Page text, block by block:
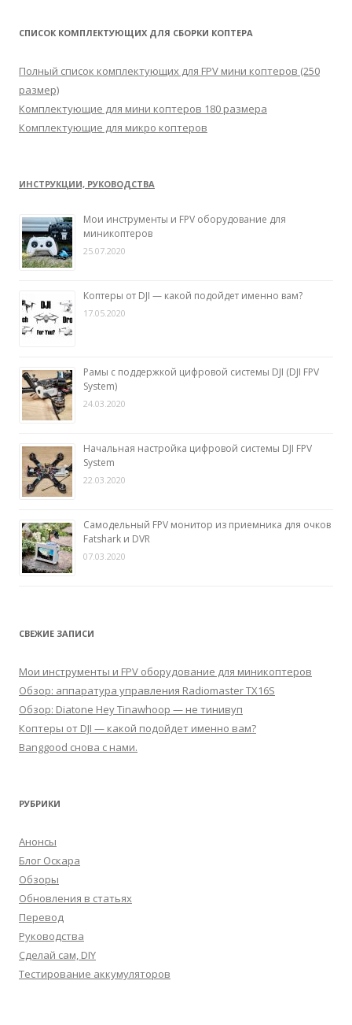
т
:
СПИСОК КОМПЛЕКТУЮЩИХ ДЛЯ СБОРКИ КОПТЕРА
Полный список комплектующих для FPV мини коптеров (250
размер)
Комплектующие для мини коптеров 180 размера
Комплектующие для микро коптеров
ИНСТРУКЦИИ, РУКОВОДСТВА
Мои инструменты и FPV оборудование для
миникоптеров
25.07.2020
Коптеры от DJI — какой подойдет именно вам?
17.05.2020
Рамы с поддержкой цифровой системы DJI (DJI FPV
System)
24.03.2020
Начальная настройка цифровой системы DJI FPV
System
22.03.2020
Самодельный FPV монитор из приемника для очков
Fatshark и DVR
07.03.2020
СВЕЖИЕ ЗАПИСИ
Мои инструменты и FPV оборудование для миникоптеров
Обзор: аппаратура управления Radiomaster TX16S
Обзор: Diatone Hey Tinawhoop — не тинивуп
Коптеры от DJI — какой подойдет именно вам?
Banggood снова с нами.
РУБРИКИ
Анонсы
Блог Оскара
Обзоры
Обновления в статьях
Перевод
Руководства
Сделай сам, DIY
Тестирование аккумуляторов